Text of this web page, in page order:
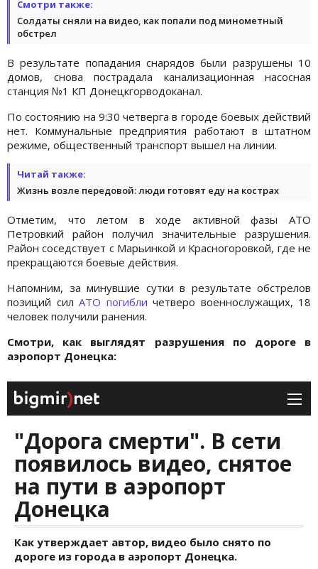
Смотри также:
Солдаты сняли на видео, как попали под минометный
обстрел
В результате попадания снарядов были разрушены 10
домов, снова пострадала канализационная насосная
станция №1 КП Донецкгорводоканал.
По состоянию на 9:30 четверга в городе боевых действий
нет. Коммунальные предприятия работают в штатном
режиме, общественный транспорт вышел на линии.
Читай также:
Жизнь возле передовой: люди готовят еду на кострах
Отметим, что летом в ходе активной фазы АТО
Петровкий район получил значительные разрушения.
Район соседствует с Марьинкой и Красногоровкой, где не
прекращаются боевые действия.
Напомним, за минувшие сутки в результате обстрелов
позиций сил АТО погибли четверо военнослужащих, 18
человек получили ранения.
Смотри, как выглядят разрушения по дороге в
аэропорт Донецка: